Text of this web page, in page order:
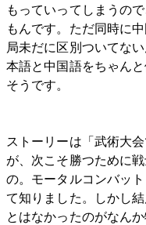
もっていってしまうの
もんです。ただ同時に
局未だに区別ついてな
本語と中国語をちゃん
そうです。
ストーリーは「武術大
が、次こそ勝つために
の。モータルコンバッ
て知りました。しかし
とはなかったのがなん